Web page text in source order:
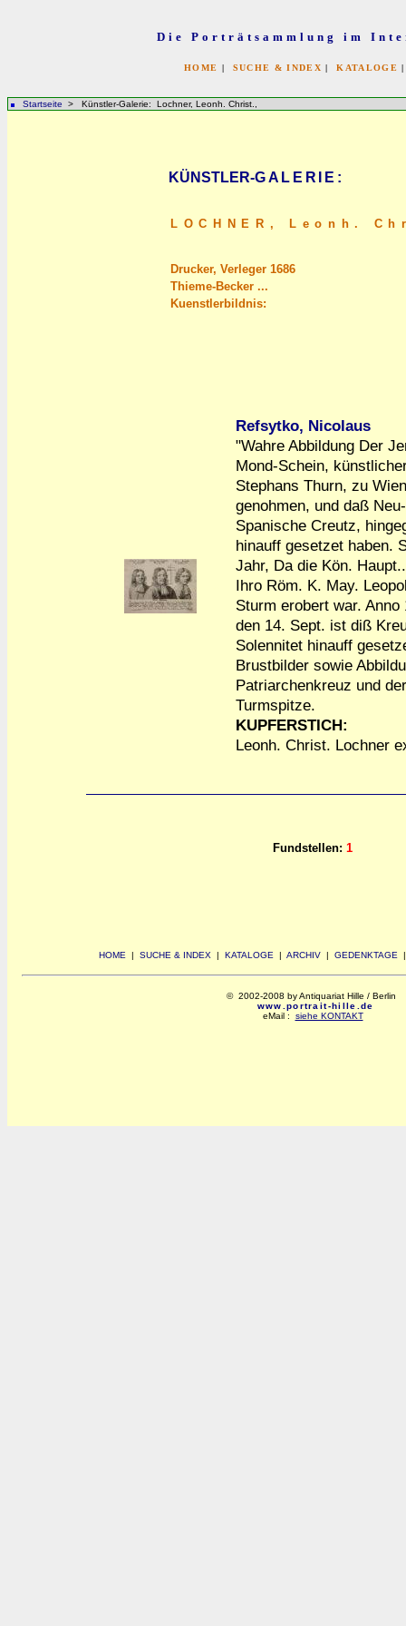
Die Porträtsammlung im
HOME | SUCHE & INDEX |KATALOGE
Startseite > Künstler-Galerie: Lochner, Leonh. Christ.,
KÜNSTLER-GALERIE :
LOCHNER, Leonh.
Drucker, Verleger 1686
Thieme-Becker ...
Kuenstlerbildnis:
Refsytko, Nicolaus
"Wahre Abbildung Der
Mond-Schein,
Stephans Thurn, zu
genohmen, und daß
Spanische Creutz,
hinauff gesetzet haben.
Jahr, Da die Kön.
Ihro Röm. K. May.
Sturm erobert war. Anno
den 14. Sept. ist diß
Solennitet hinauff
Brustbilder sowie
Patriarchenkreuz und
Turmspitze.
KUPFERSTICH:
Leonh. Christ. Lochner
Fundstellen: 1
HOME | SUCHE & INDEX | KATALOGE | ARCHIV | GEDENKTAGE
© 2002-2008 by Antiquariat Hille / Berlin
www.portrait-hille.de
eMail : siehe KONTAKT